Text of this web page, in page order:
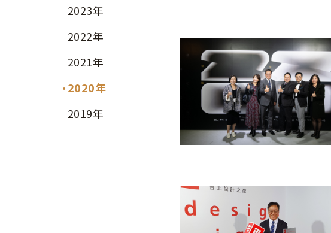
2023年
2022年
2021年
2020年
2019年